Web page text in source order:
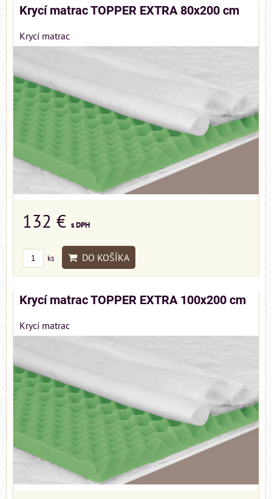
Krycí matrac TOPPER EXTRA 80x200 cm
Krycí matrac
132 € s DPH
ks DO KOŠÍKA
Krycí matrac TOPPER EXTRA 100x200 cm
Krycí matrac